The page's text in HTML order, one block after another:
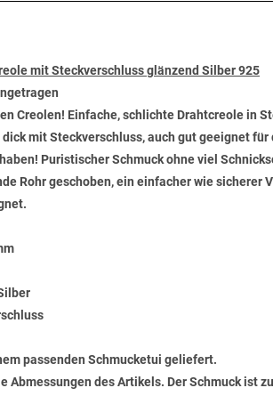
mit Steckverschluss glänzend Silber 925
Creolen! Einfache, schlichte Drahtcreole in
dick mit Steckverschluss, auch gut geeignet für
Puristischer Schmuck ohne viel
Rohr geschoben, ein einfacher wie sicherer
passenden Schmucketui geliefert.
Abmessungen des Artikels. Der Schmuck ist